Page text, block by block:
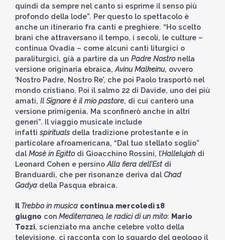
quindi da sempre nel canto si esprime il senso più
profondo della lode”. Per questo lo spettacolo è
anche un itinerario fra canti e preghiere. “Ho scelto
brani che attraversano il tempo, i secoli, le culture –
continua Ovadia – come alcuni canti liturgici o
paraliturgici, già a partire da un Padre Nostronella
versione originaria ebraica, Avinu Malkeinu, ovvero
‘Nostro Padre, Nostro Re’, che poi Paolo trasportò nel
mondo cristiano. Poi il salmo 22 di Davide, uno dei più
amati, Il Signore è il mio pastore, di cui canterò una
versione primigenia. Ma sconfinerò anche in altri
generi”. Il viaggio musicale include
infattispirituals della tradizione protestante e in
particolare afroamericana, “Dal tuo stellato soglio”
dalMosè in Egittodi Gioacchino Rossini, l’Hallelujah di
Leonard Cohen e persino Alla fiera dell’Estdi
Branduardi, che per risonanze deriva dalChad
Gadya della Pasqua ebraica.
Il Trebbo in musica continua mercoledì 18
giugno con Mediterraneo, le radici di un mito: Mario
Tozzi, scienziato ma anche celebre volto della
televisione, ci racconta con lo sguardo del geologo il